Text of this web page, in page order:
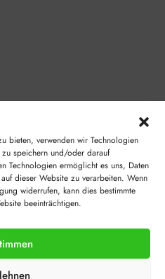
bieten, verwenden wir Technologien
speichern und/oder darauf
Technologien ermöglicht es uns, Daten
dieser Website zu verarbeiten. Wenn
widerrufen, kann dies bestimmte
beeinträchtigen.
© juwelyx.com
by„Moisha“und„David“